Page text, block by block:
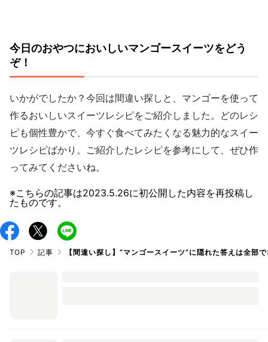
今日のおやつにおいしいマンゴースイーツをどう
ぞ！
いかがでしたか？今回は間違い探しと、マンゴーを使って
作るおいしいスイーツレシピをご紹介しました。どのレシ
ピも個性豊かで、今すぐ食べてみたくなる魅力的なスイー
ツレシピばかり。ご紹介したレシピを参考にして、ぜひ作
ってみてくださいね。
※こちらの記事は2023.5.26に初公開した内容を再投稿し
たものです。
TOP 記事 【間違い探し】“マンゴースイーツ”に隠れた答えは全部